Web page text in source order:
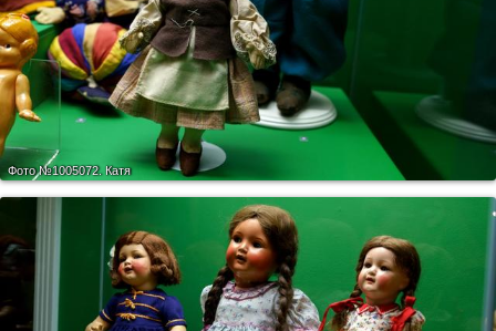
Фото №1005072. Катя